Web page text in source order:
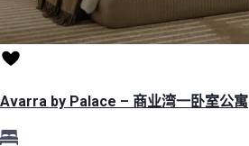
Avarra by Palace – 商业湾一卧室公寓